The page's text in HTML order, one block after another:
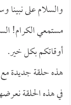
والسلام على
مستمعي الكرام!
أوقاتكم بكل خير.
هذه حلقة جديدة
في هذه الحلقة